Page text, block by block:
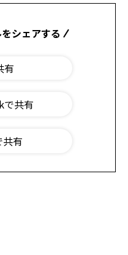
シェアする
有
で共有
有